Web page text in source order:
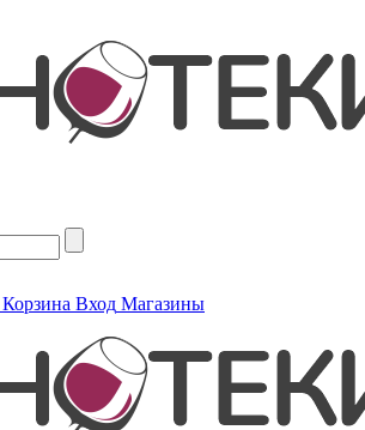
Корзина Вход Магазины